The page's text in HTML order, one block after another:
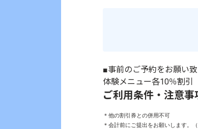
■事前のご予約をお願い
体験メニュー各10％割引
ご利用条件・注意事
＊他の割引券との併用不可
＊会計前にご提出をお願いします。